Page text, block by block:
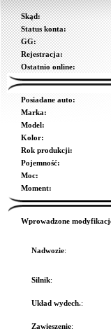
Skąd:
Status konta:
GG:
Rejestracja:
Ostatnio online:
Posiadane auto:
Marka:
Model:
Kolor:
Rok produkcji:
Pojemność:
Moc:
Moment:
Wprowadzone
Nadwozie:
Silnik:
Układ wydech.:
Zawieszenie: